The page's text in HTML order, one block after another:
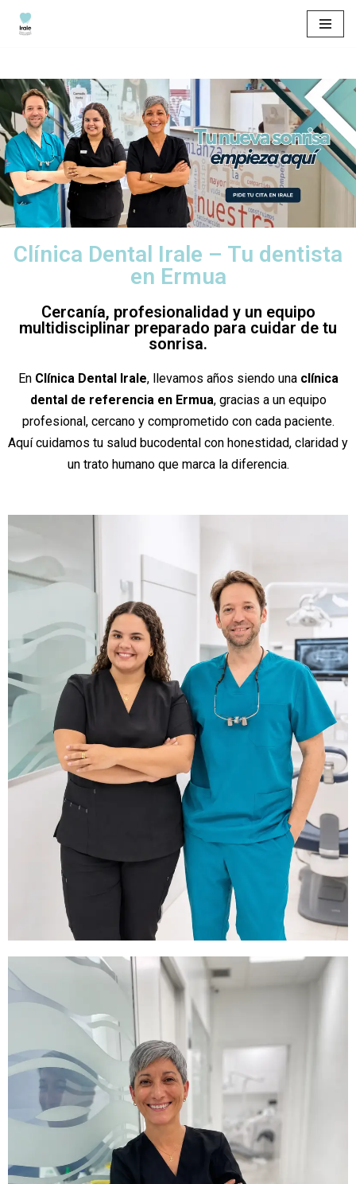
contenido
Clínica Dental Irale – Tu dentista
en Ermua
Cercanía, profesionalidad y un equipo
multidisciplinar preparado para cuidar de tu
sonrisa.
En Clínica Dental Irale, llevamos años siendo una clínica
dental de referencia en Ermua, gracias a un equipo
profesional, cercano y comprometido con cada paciente.
Aquí cuidamos tu salud bucodental con honestidad, claridad y
un trato humano que marca la diferencia.